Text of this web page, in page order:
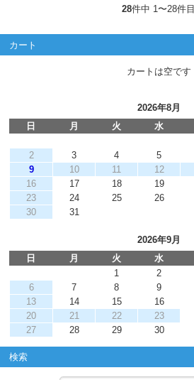
28件中 1〜28件目
カート
カートは空です
2026年8月
日
月 火 水
2
3 4 5
9
10 11 12
16
17 18 19
23
24 25 26
30
31
2026年9月
日
月 火 水
1
2
6
7 8 9
13
14 15 16
20
21 22 23
27
28 29 30
検索